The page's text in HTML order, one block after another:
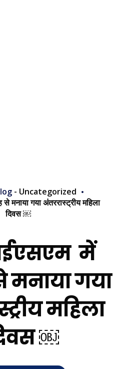
- Uncategorized
मनाया गया अंतररास्ट्रीय महिला
दिवस ￼
में
मनाया गया
महिला
￼